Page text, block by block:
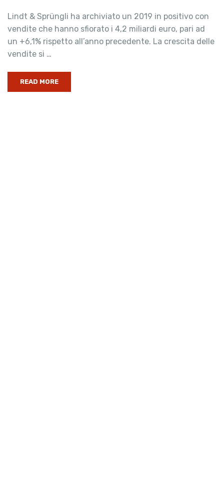
Lindt & Sprüngli ha archiviato un 2019 in positivo con
vendite che hanno sfiorato i 4,2 miliardi euro, pari ad
un +6,1% rispetto all’anno precedente. La crescita delle
vendite si …
READ MORE